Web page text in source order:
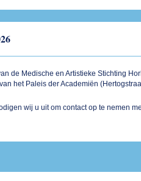
de Medische en Artistieke Stichting
het Paleis der Academiën
wij u uit om contact op te nemen